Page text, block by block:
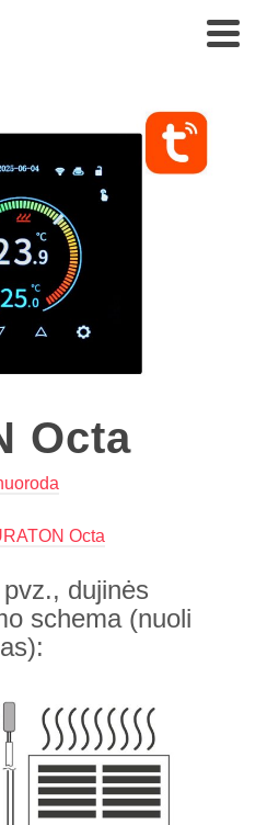
Octa
Octa
dujinės
schema (nuoli